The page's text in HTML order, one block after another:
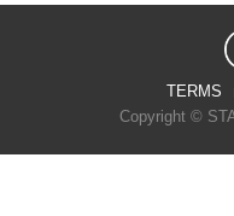
TERMS
Copyright ©